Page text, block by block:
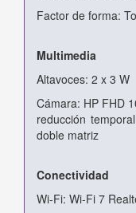
Factor de forma:
Multimedia
Altavoces: 2 x 3 W
Cámara: HP FHD
reducción
doble matriz
Conectividad
Wi-Fi: Wi-Fi 7